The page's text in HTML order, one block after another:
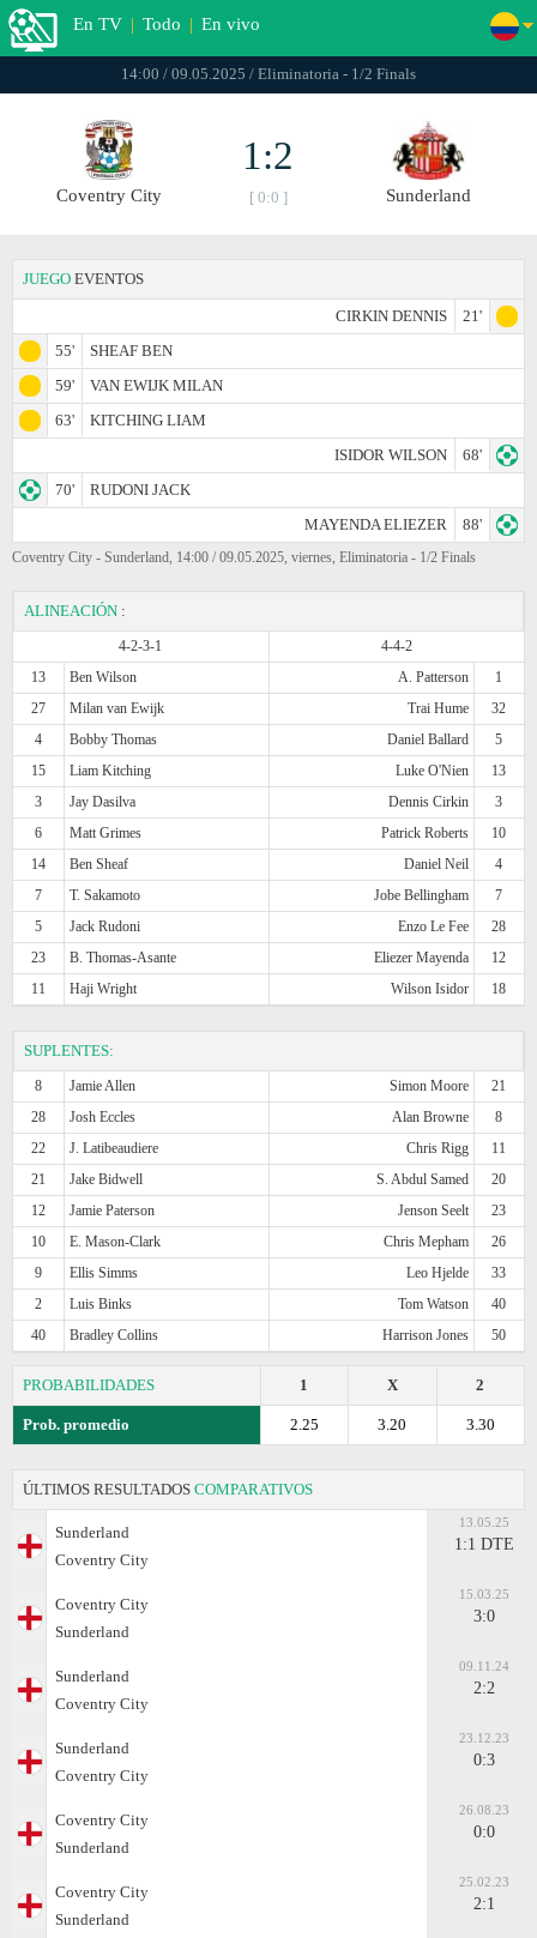
En TV | Todo | En vivo
14:00 / 09.05.2025 / Eliminatoria - 1/2 Finals
Coventry City
1:2
[ 0:0 ] Sunderland
JUEGO EVENTOS
CIRKIN DENNIS
21'
55'
SHEAF BEN
59'
VAN EWIJK MILAN
63'
KITCHING LIAM
ISIDOR WILSON
68'
70'
RUDONI JACK
MAYENDA ELIEZER
88'
Coventry City - Sunderland, 14:00 / 09.05.2025, viernes, Eliminatoria - 1/2 Finals
ALINEACIÓN :
4-2-3-1
4-4-2
13
Ben Wilson A. Patterson
1
27
Milan van Ewijk Trai Hume
32
4
Bobby Thomas Daniel Ballard
5
15
Liam Kitching Luke O'Nien
13
3
Jay Dasilva Dennis Cirkin
3
6
Matt Grimes Patrick Roberts
10
14
Ben Sheaf Daniel Neil
4
7
T. Sakamoto Jobe Bellingham
7
5
Jack Rudoni Enzo Le Fee
28
23
B. Thomas-Asante Eliezer Mayenda
12
11
Haji Wright Wilson Isidor 18
SUPLENTES:
8 Jamie Allen Simon Moore
21
28
Josh Eccles Alan Browne
8
22
J. Latibeaudiere Chris Rigg
11
21
Jake Bidwell S. Abdul Samed
20
12
Jamie Paterson Jenson Seelt
23
10
E. Mason-Clark Chris Mepham
26
9
Ellis Simms Leo Hjelde
33
2
Luis Binks Tom Watson
40
40
Bradley Collins Harrison Jones 50
PROBABILIDADES 2
X
1
Prob. promedio 3.30
3.20
2.25
ÚLTIMOS RESULTADOS COMPARATIVOS
Sunderland
Coventry City
13.05.25
1:1 DTE
Coventry City
Sunderland
15.03.25
3:0
Sunderland
Coventry City
09.11.24
2:2
Sunderland
Coventry City
23.12.23
0:3
Coventry City
Sunderland
26.08.23
0:0
Coventry City
Sunderland
25.02.23
2:1